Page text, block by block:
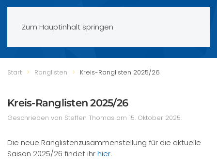
Zum Hauptinhalt springen
Start Ranglisten Kreis-Ranglisten 2025/26
Kreis-Ranglisten 2025/26
Geschrieben von Steffen Thomas am 15. Oktober 2025.
Die neue Ranglistenzusammenstellung für die aktuelle
Saison 2025/26 findet ihrhier.